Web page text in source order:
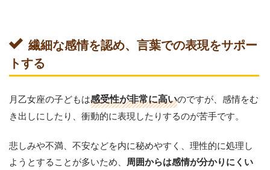
繊細な感情を認め、言葉での表現をサポー
トする
月乙女座の子どもは感受性が非常に高いのですが、感情をむ
き出しにしたり、衝動的に表現したりするのが苦手です。
悲しみや不満、不安などを内に秘めやすく、理性的に処理し
ようとすることが多いため、 周囲からは感情が分かりにくい